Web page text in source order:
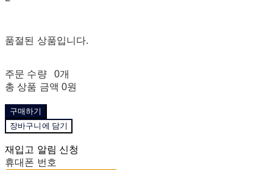
품절된 상품입니다.
주문 수량
0개
총 상품 금액 0원
구매하기
장바구니에 담기
재입고 알림 신청
휴대폰 번호